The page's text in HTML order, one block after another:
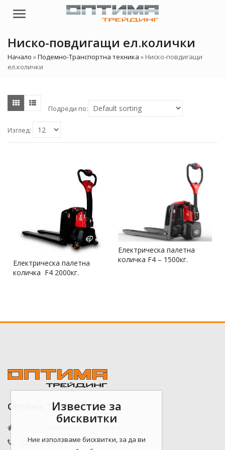
Menu
Ниско-повдигащи ел.колички
Начало »Подемно-Транспортна техника » Ниско-повдигащи
ел.колички
Подреди по:
Изглед:
Електрическа палетна
количка F4 2000кг.
Електрическа палетна
количка F4 – 1500кг.
Оптима Трейдинг ЕООД
0885 090804
Известие за
бисквитки
Ние използваме бисквитки, за да ви